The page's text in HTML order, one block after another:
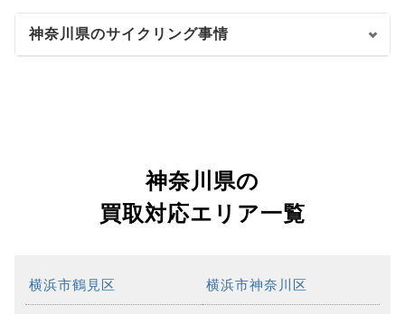
神奈川県のサイクリング事情
神奈川県の
買取対応エリア一覧
横浜市鶴見区 横浜市神奈川区